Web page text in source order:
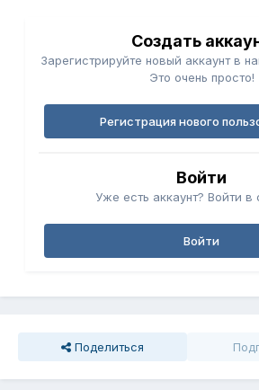
Создать
Зарегистрируйте новый аккаунт в
Это очень просто!
Регистрация нового
Войти
Уже есть аккаунт? Войти в
Войти
Поделиться